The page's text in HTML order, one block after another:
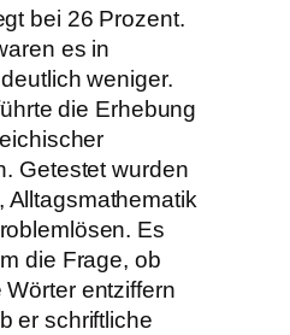
bei 26 Prozent.
es in
weniger.
die Erhebung
Getestet wurden
Alltagsmathematik
Es
die Frage, ob
entziffern
er schriftliche